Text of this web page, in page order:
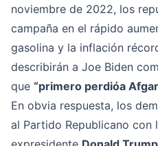
noviembre de 2022, los
campaña en el rápido
gasolina y la inflación
describirán a Joe Biden
que “primero perdióa
En obvia respuesta, los
al Partido Republicano con